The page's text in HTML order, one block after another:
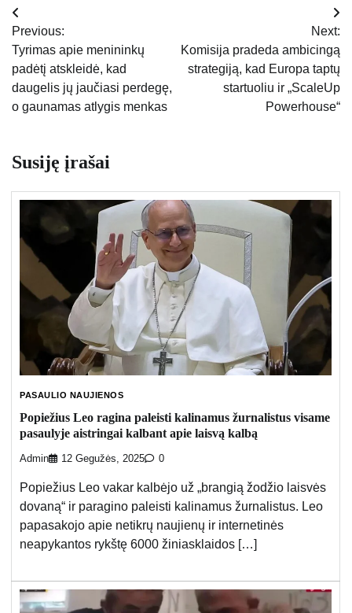
Navigacija
tarp
įrašų
Previous:
Tyrimas apie menininkų
padėtį atskleidė, kad
daugelis jų jaučiasi perdegę,
o gaunamas atlygis menkas
Next:
Komisija pradeda ambicingą
strategiją, kad Europa taptų
startuoliu ir „ScaleUp
Powerhouse“
Susiję įrašai
PASAULIO NAUJIENOS
Popiežius Leo ragina paleisti kalinamus žurnalistus visame
pasaulyje aistringai kalbant apie laisvą kalbą
Admin 12 Gegužės, 2025 0
Popiežius Leo vakar kalbėjo už „brangią žodžio laisvės
dovaną“ ir paragino paleisti kalinamus žurnalistus. Leo
papasakojo apie netikrų naujienų ir internetinės
neapykantos rykštę 6000 žiniasklaidos […]